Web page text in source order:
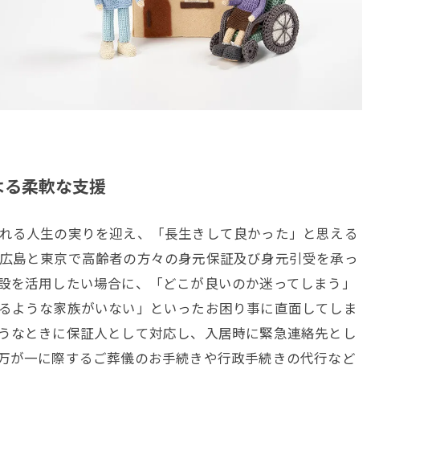
柔軟な支援
る人生の実りを迎え、「長生きして良かった」と思える
島と東京で高齢者の方々の身元保証及び身元引受を承っ
を活用したい場合に、「どこが良いのか迷ってしまう」
ような家族がいない」といったお困り事に直面してしま
なときに保証人として対応し、入居時に緊急連絡先とし
が一に際するご葬儀のお手続きや行政手続きの代行など